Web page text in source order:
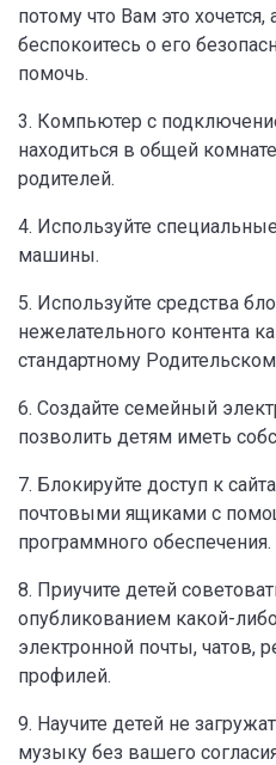
потому что Вам это
беспокоитесь о его
помочь.
3. Компьютер с
находиться в общей
родителей.
4. Используйте
машины.
5. Используйте средства
нежелательного контента
стандартному
6. Создайте семейный
позволить детям иметь
7. Блокируйте доступ к
почтовыми ящиками с
программного обеспечения.
8. Приучите детей
опубликованием какой-
электронной почты, чатов,
профилей.
9. Научите детей не
музыку без вашего